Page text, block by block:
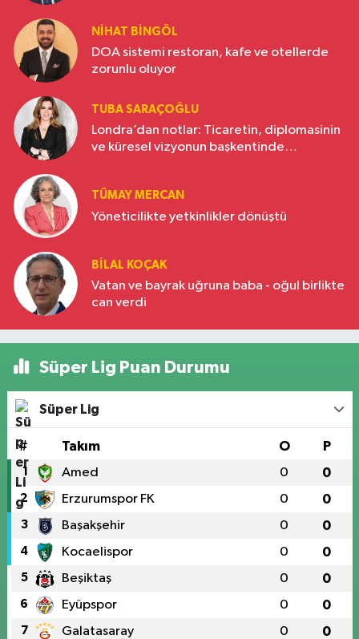
NIHAT BINGÖL
DOA sistemi restoran, kafe ve otellerde
zorunlu oluyor
TUBA SARAÇOĞLU
Londra’dan notlar: Ticaretin, diplomasinin
ve küresel vizyonun başkentinde
TÜMAY MERCAN
Yöneticilikte yetkinlikler dönüştü
BILAL KOÇAK
Vatan ve bayrak uğruna baba - oğul birlikte
can verdi
Süper Lig Puan Durumu
Süper Lig
# Takım O P
1 Amed 0 0
2 Erzurumspor FK 0 0
3 Başakşehir 0 0
4 Kocaelispor 0 0
5 Beşiktaş 0 0
6 Eyüpspor 0 0
7 Galatasaray 0 0